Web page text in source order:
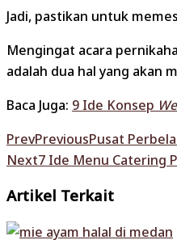
Jadi, pastikan untuk
Mengingat acara
adalah dua hal yang akan
Baca Juga: 9 Ide Konsep
PrevPreviousPusat
Next7 Ide Menu Catering
Artikel Terkait